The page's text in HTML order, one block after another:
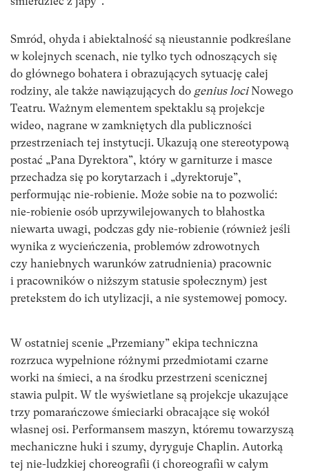
Smród, ohyda i abiektalność są nieustannie podkreślane
w kolejnych scenach, nie tylko tych odnoszących się
do głównego bohatera i obrazujących sytuację całej
rodziny, ale także nawiązujących do genius lociNowego
Teatru. Ważnym elementem spektaklu są projekcje
wideo, nagrane w zamkniętych dla publiczności
przestrzeniach tej instytucji. Ukazują one stereotypową
postać „Pana Dyrektora”, który w garniturze i masce
przechadza się po korytarzach i „dyrektoruje”,
performując nie-robienie. Może sobie na to pozwolić:
nie-robienie osób uprzywilejowanych to błahostka
niewarta uwagi, podczas gdy nie-robienie (również jeśli
wynika z wycieńczenia, problemów zdrowotnych
czy haniebnych warunków zatrudnienia) pracownic
i pracowników o niższym statusie społecznym) jest
pretekstem do ich utylizacji, a nie systemowej pomocy.
W ostatniej scenie „Przemiany” ekipa techniczna
rozrzuca wypełnione różnymi przedmiotami czarne
worki na śmieci, a na środku przestrzeni scenicznej
stawia pulpit. W tle wyświetlane są projekcje ukazujące
trzy pomarańczowe śmieciarki obracające się wokół
własnej osi. Performansem maszyn, któremu towarzyszą
mechaniczne huki i szumy, dyryguje Chaplin. Autorką
tej nie-ludzkiej choreografii (i choreografii w całym